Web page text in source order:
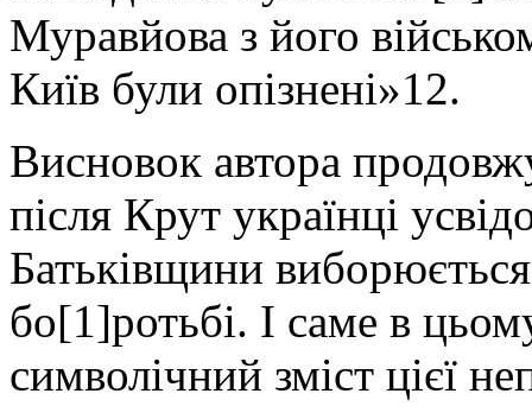
Муравйова з його
Київ були опізнені»12.
Висновок автора
після Крут українці
Батьківщини
бо[1]ротьбі. І саме в
символічний зміст цієї